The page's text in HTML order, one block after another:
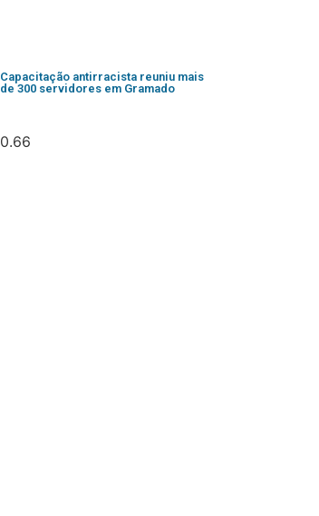
Capacitação antirracista reuniu mais
de 300 servidores em Gramado